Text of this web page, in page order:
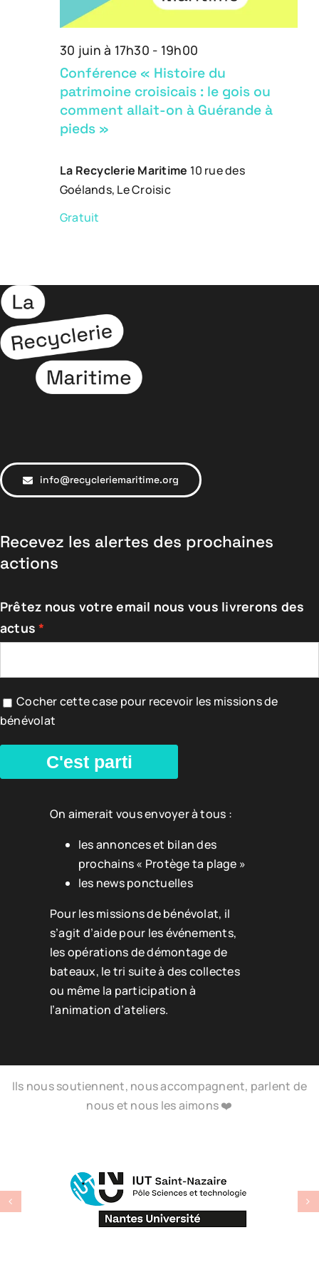
2026
Conférence « Histoire du
patrimoine croisicais : le gois ou
comment allait-on à Guérande à
pieds »
30 juin à 17h30 - 19h00
La Recyclerie Maritime 10 rue des
Goélands, Le Croisic
Gratuit
info@recycleriemaritime.org
Recevez les alertes des prochaines
actions
Prêtez nous votre email nous vous livrerons des
actus
Cocher cette case pour recevoir les missions de
bénévolat
C'est parti
On aimerait vous envoyer à tous :
les annonces et bilan des
prochains « Protège ta plage »
les news ponctuelles
Pour les missions de bénévolat, il
s’agit d’aide pour les événements,
les opérations de démontage de
bateaux, le tri suite à des collectes
ou même la participation à
l’animation d’ateliers.
Ils nous soutiennent, nous accompagnent, parlent de
nous et nous les aimons ❤️